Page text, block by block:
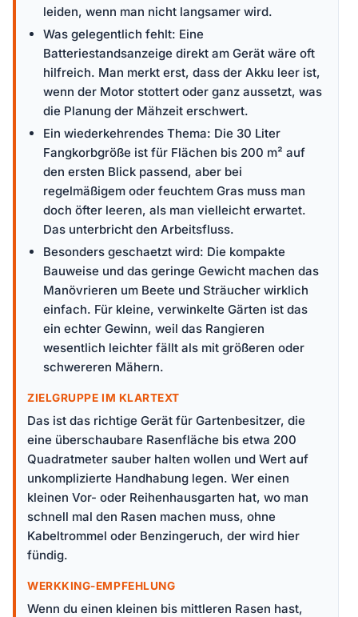
leiden, wenn man nicht langsamer wird.
Was gelegentlich fehlt: Eine
Batteriestandsanzeige direkt am Gerät wäre oft
hilfreich. Man merkt erst, dass der Akku leer ist,
wenn der Motor stottert oder ganz aussetzt, was
die Planung der Mähzeit erschwert.
Ein wiederkehrendes Thema: Die 30 Liter
Fangkorbgröße ist für Flächen bis 200 m² auf
den ersten Blick passend, aber bei
regelmäßigem oder feuchtem Gras muss man
doch öfter leeren, als man vielleicht erwartet.
Das unterbricht den Arbeitsfluss.
Besonders geschaetzt wird: Die kompakte
Bauweise und das geringe Gewicht machen das
Manövrieren um Beete und Sträucher wirklich
einfach. Für kleine, verwinkelte Gärten ist das
ein echter Gewinn, weil das Rangieren
wesentlich leichter fällt als mit größeren oder
schwereren Mähern.
ZIELGRUPPE IM KLARTEXT
Das ist das richtige Gerät für Gartenbesitzer, die
eine überschaubare Rasenfläche bis etwa 200
Quadratmeter sauber halten wollen und Wert auf
unkomplizierte Handhabung legen. Wer einen
kleinen Vor- oder Reihenhausgarten hat, wo man
schnell mal den Rasen machen muss, ohne
Kabeltrommel oder Benzingeruch, der wird hier
fündig.
WERKKING-EMPFEHLUNG
Wenn du einen kleinen bis mittleren Rasen hast,